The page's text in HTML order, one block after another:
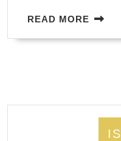
READ MORE READ